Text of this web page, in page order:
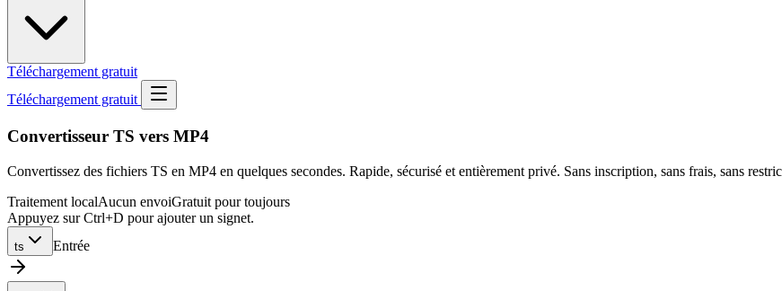
Téléchargement gratuit
Téléchargement gratuit
Convertisseur TS vers MP4
Convertissez des fichiers TS en MP4 en quelques secondes. Rapide, sécurisé et entièrement privé. Sans inscription, sans frais, sans
Traitement localAucun envoiGratuit pour toujours
Appuyez sur Ctrl+D pour ajouter un signet.
ts Entrée